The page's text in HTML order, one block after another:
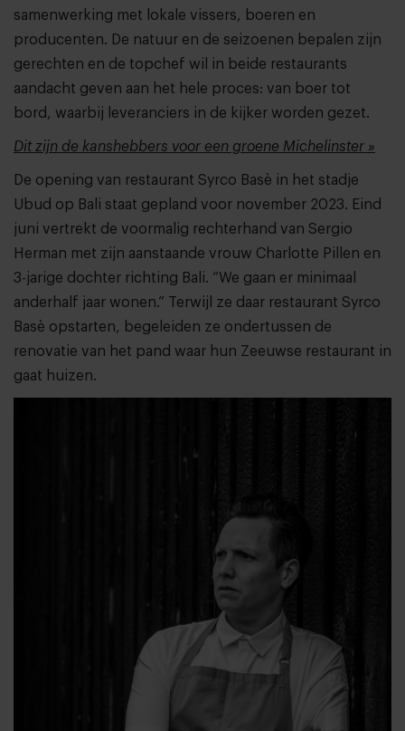
samenwerking met lokale vissers, boeren en
producenten. De natuur en de seizoenen bepalen zijn
gerechten en de topchef wil in beide restaurants
aandacht geven aan het hele proces: van boer tot
bord, waarbij leveranciers in de kijker worden gezet.
Dit zijn de kanshebbers voor een groene Michelinster »
De opening van restaurant Syrco Basè in het stadje
Ubud op Bali staat gepland voor november 2023. Eind
juni vertrekt de voormalig rechterhand van Sergio
Herman met zijn aanstaande vrouw Charlotte Pillen en
3-jarige dochter richting Bali. “We gaan er minimaal
anderhalf jaar wonen.” Terwijl ze daar restaurant Syrco
Basè opstarten, begeleiden ze ondertussen de
renovatie van het pand waar hun Zeeuwse restaurant in
gaat huizen.